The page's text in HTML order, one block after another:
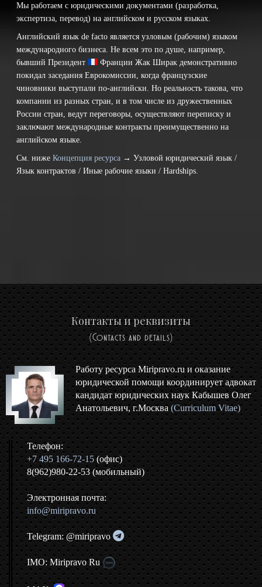
Мы работаем с юридическими документами (разработка,
экспертиза, перевод) на английском и русском языках.
Английский язык de facto является узловым (рабочим) языком
международного бизнеса. Не всем это по душе, например,
бывший Президент
Франции Жак Ширак демонстративно
покидал заседания Еврокомиссии, когда французские
чиновники выступали по-английски. Но реальность такова, что
компании из разных стран, и в том числе из дружественных
России стран, ведут переговоры, осуществляют переписку и
заключают международные контракты преимущественно на
английском языке.
См. нижеКонцепция ресурса → Узловой юридический язык /
Язык контрактов / Иные рабочие языки / Hardships.
Контакты и реквизиты
(Contacts and details)
Работу ресурса Miripravo.ru и оказание
юридической помощи координирует адвокат
кандидат юридических наук Кабышев Олег
Анатольевич, г.Москва (Curriculum Vitae)
Телефон:
+7 495 166-72-15(офис)
8(962)980-22-53 (мобильный)
Электронная почта:
info@miripravo.ru
Telegram: @miripravo
IMO: Miripravo Ru